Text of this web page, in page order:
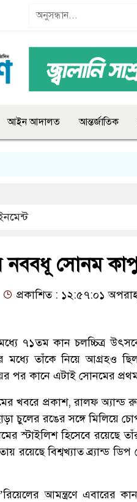
আইন আদালত আন্তর্জাতিক
নববধূ সোনম
প্রকাশিত : ১২:৫৭:০১
৭১তম কান চলচ্চিত্র
মধ্যে তাঁকে নিয়ে আগ্রহও
পর কানে এটাই সোনমের প্রথম
খবরে প্রকাশ, রালফ অ্যান্ড
চুলের রঙের সঙ্গে মিলিয়ে
স্টাইলিশ হিসেবে রয়েছে
রয়েছে বিশ্বখ্যাত ব্র্যান্ড
আমন্ত্রণে এবারের